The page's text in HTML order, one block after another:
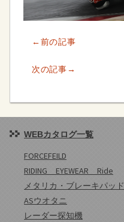
←前の記事
次の記事→
WEBカタログ一覧
FORCEFEILD
RIDING EYEWEAR Ride
メタリカ・ブレーキパッド
ASウオタニ
レーダー探知機